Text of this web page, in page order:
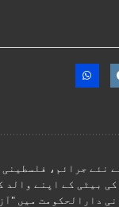
نئے جرائم،
بیٹی کے اپنے
دارالحکومت میں